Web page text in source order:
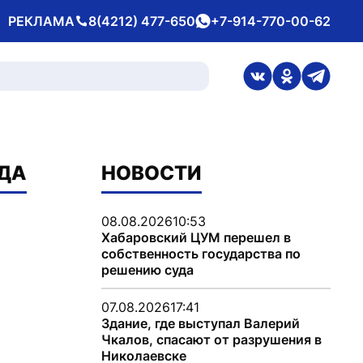
РЕКЛАМА
Телефон 8(4212) 477-650whatsApp
+7-914-770-00-62
ссылка на
ссылка на
НОВОСТИ
08.08.202610:53
Хабаровский ЦУМ перешел в
собственность государства по
решению суда
07.08.202617:41
Здание, где выступал Валерий
Чкалов, спасают от разрушения в
Николаевске